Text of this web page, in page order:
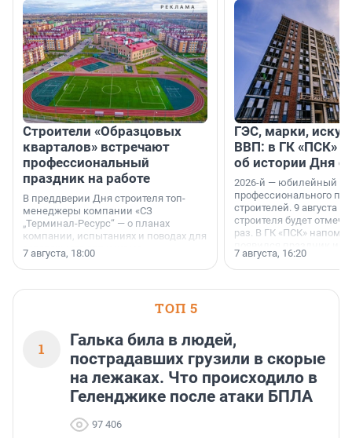
Строители «Образцовых
кварталов» встречают
профессиональный
праздник на работе
В преддверии Дня строителя топ-
менеджеры компании «СЗ
„Терминал-Ресурс“ — о планах
компании, испытаниях и поводах для
осторожного оптимизма.
7 августа, 18:00
ГЭС, марки,
ВВП: в ГК «ПСК»
об истории Дня
2026-й — юбилейный
профессионального
строителей. 9 августа
строителя будет
раз. В ГК «ПСК»
поменялась роль
7 августа, 16:20
ТОП 5
1
Галька била в людей,
пострадавших грузили в скорые
на лежаках. Что происходило в
Геленджике после атаки БПЛА
97 406